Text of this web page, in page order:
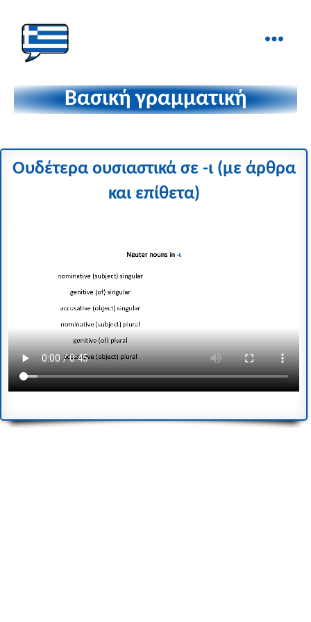
στα
Δάχτυλα!Βασική γραμματική
Ουδέτερα ουσιαστικά σε -ι (με άρθρα
και επίθετα)